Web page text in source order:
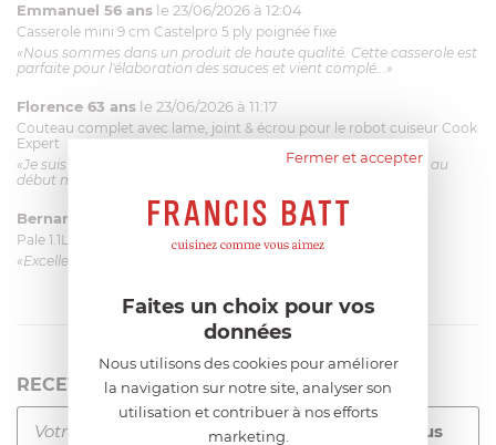
Emmanuel 56 ans le 23/06/2026 à 12:04
Casserole mini 9 cm Castelpro 5 ply poignée fixe
«Nous sommes dans un produit de haute qualité. Cette casserole est
parfaite pour l'élaboration des sauces et vient complé...»
Florence 63 ans le 23/06/2026 à 11:17
Couteau complet avec lame, joint & écrou pour le robot cuiseur Cook
Expert
«Je suis satisfaite du couteau Magimix. L'écrou est un peu dur au
début mais ça le fait. La livraison a été très rapide. ...»
Bernard le 23/06/2026 à 09:43
Pale 1.1L pour Glacier Magimix 11031/121/123/124
«Excellent: produit et livraison»
RECEVEZ LA NEWSLETTER
Fermer et accepter
Faites un choix pour vos
données
Nous utilisons des cookies pour améliorer
la navigation sur notre site, analyser son
utilisation et contribuer à nos efforts
marketing.